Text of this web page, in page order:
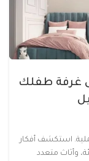
لتحويل غرفة طفلك
استكشف أفكار
وأثاث متعدد